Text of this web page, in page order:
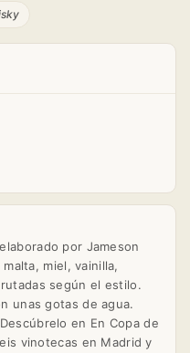
por Jameson
miel, vainilla,
según el estilo.
unas gotas de agua.
en En Copa de
vinotecas en Madrid y